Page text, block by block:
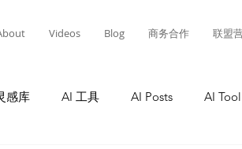
Videos Blog 商务合作 联盟
感库 AI 工具 AI Posts AI Tool